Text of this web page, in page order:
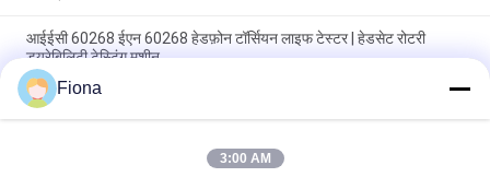
आईईसी 60268 ईएन 60268 हेडफ़ोन टॉर्सियन लाइफ टेस्टर | हेडसेट रोटरी
ड्यूरेबिलिटी टेस्टिंग मशीन
यूएसबी-आईएफ ईआईए-364-13 आईईसी 60512 मोबाइल फोन यूएसबी चार्जर
सर्विस लाइफ कनेक्टर सॉकेट प्लग इंसर्शन फोर्स टेस्टर
आईईसी 60068 आईईसी 60268 एएसटीएम F2101 हेडफोन विस्तार जीवन
Fiona
3:00 AM